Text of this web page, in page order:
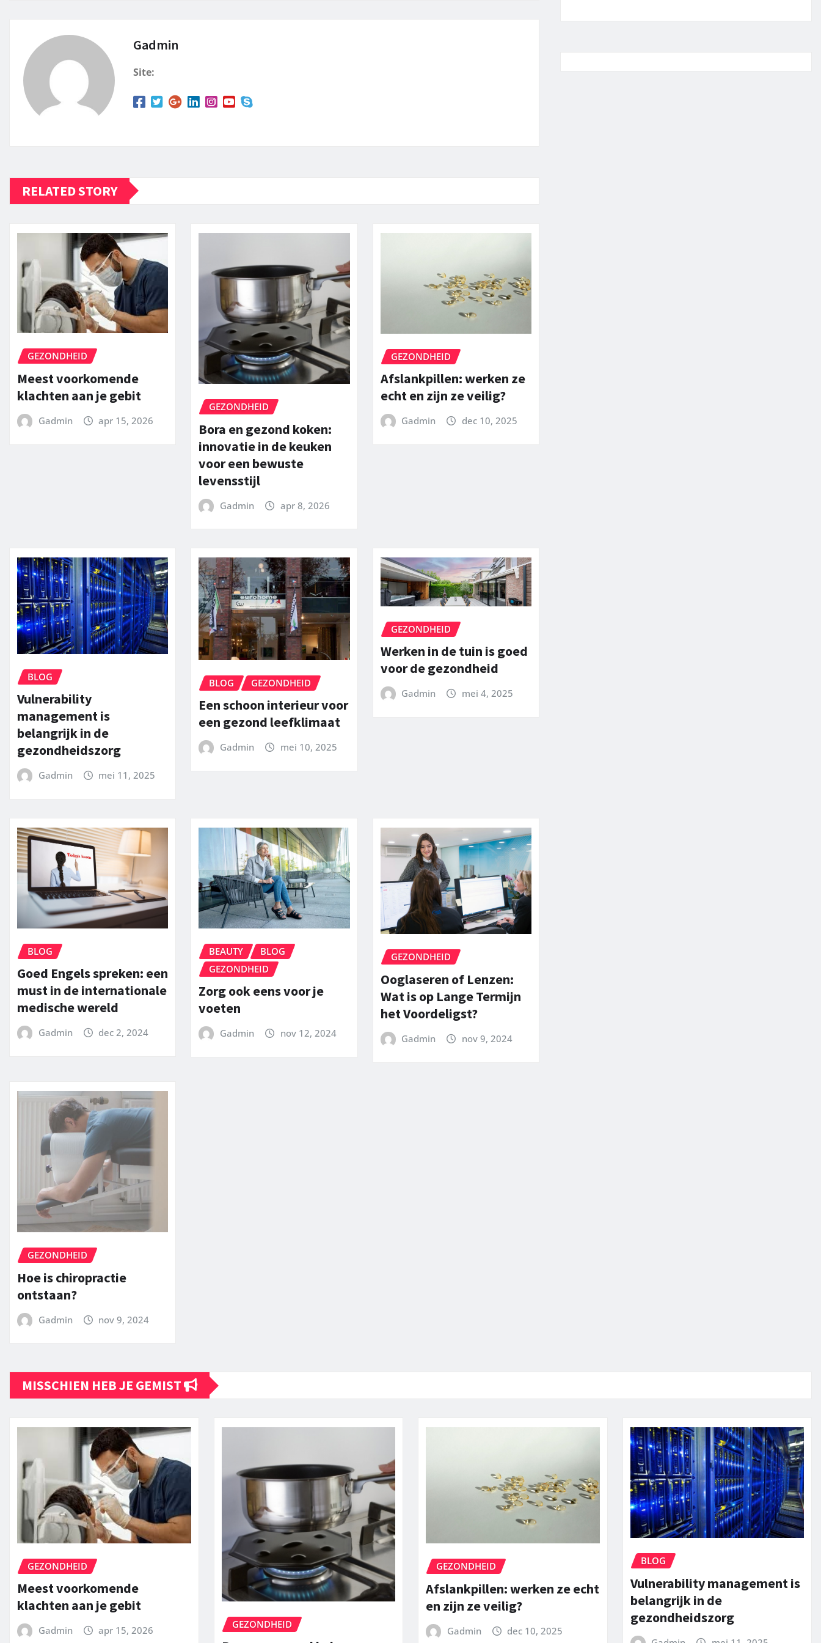
Gadmin
Site:
RELATED STORY
GEZONDHEID
Meest voorkomende
klachten aan je gebit
Gadmin apr 15, 2026
GEZONDHEID
Bora en gezond koken:
innovatie in de keuken
voor een bewuste
levensstijl
Gadmin apr 8, 2026
GEZONDHEID
Afslankpillen: werken ze
echt en zijn ze veilig?
Gadmin dec 10, 2025
BLOG
Vulnerability
management is
belangrijk in de
gezondheidszorg
Gadmin mei 11, 2025
BLOG GEZONDHEID
Een schoon interieur voor
een gezond leefklimaat
Gadmin mei 10, 2025
GEZONDHEID
Werken in de tuin is goed
voor de gezondheid
Gadmin mei 4, 2025
BLOG
Goed Engels spreken: een
must in de internationale
medische wereld
Gadmin dec 2, 2024
BEAUTY
BLOG
GEZONDHEID
Zorg ook eens voor je
voeten
Gadmin nov 12, 2024
GEZONDHEID
Ooglaseren of Lenzen:
Wat is op Lange Termijn
het Voordeligst?
Gadmin nov 9, 2024
GEZONDHEID
Hoe is chiropractie
ontstaan?
Gadmin nov 9, 2024
MISSCHIEN HEB JE GEMIST
GEZONDHEID
Meest voorkomende
klachten aan je gebit
Gadmin apr 15, 2026
GEZONDHEID
GEZONDHEID
Afslankpillen: werken ze echt
en zijn ze veilig?
Gadmin dec 10, 2025
BLOG
Vulnerability management is
belangrijk in de
gezondheidszorg